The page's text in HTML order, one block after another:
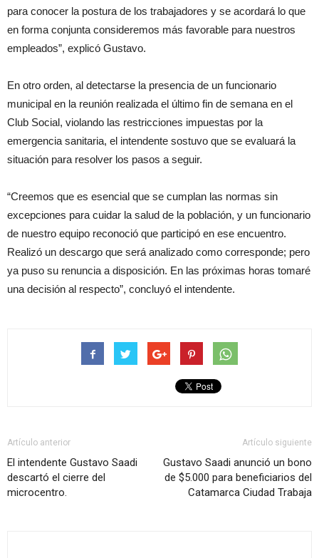
para conocer la postura de los trabajadores y se acordará lo que
en forma conjunta consideremos más favorable para nuestros
empleados”, explicó Gustavo.
En otro orden, al detectarse la presencia de un funcionario
municipal en la reunión realizada el último fin de semana en el
Club Social, violando las restricciones impuestas por la
emergencia sanitaria, el intendente sostuvo que se evaluará la
situación para resolver los pasos a seguir.
“Creemos que es esencial que se cumplan las normas sin
excepciones para cuidar la salud de la población, y un funcionario
de nuestro equipo reconoció que participó en ese encuentro.
Realizó un descargo que será analizado como corresponde; pero
ya puso su renuncia a disposición. En las próximas horas tomaré
una decisión al respecto”, concluyó el intendente.
Artículo anterior
El intendente Gustavo Saadi
descartó el cierre del
microcentro.
Artículo siguiente
Gustavo Saadi anunció un bono
de $5.000 para beneficiarios del
Catamarca Ciudad Trabaja